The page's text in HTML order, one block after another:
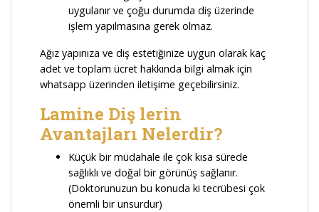
uygulanır ve çoğu durumda diş üzerinde
işlem yapılmasına gerek olmaz.
Ağız yapınıza ve diş estetiğinize uygun olarak kaç
adet ve toplam ücret hakkında bilgi almak için
whatsapp üzerinden iletişime geçebilirsiniz.
Lamine Diş lerin
Avantajları Nelerdir?
Küçük bir müdahale ile çok kısa sürede
sağlıklı ve doğal bir görünüş sağlanır.
(Doktorunuzun bu konuda ki tecrübesi çok
önemli bir unsurdur)